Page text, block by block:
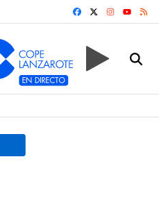
FACEBOOK
YOUTUBE